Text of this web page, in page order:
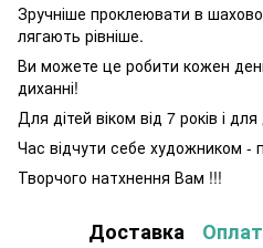
Зручніше проклеювати в
лягають рівніше.
Ви можете це робити кожен
диханні!
Для дітей віком від 7 років і
Час відчути себе художником -
Творчого натхнення Вам !!!
Доставка